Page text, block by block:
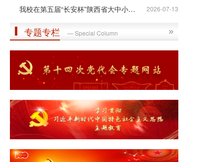
2026-07-13
我校在第五届“长安杯”陕西省大中小学...
专题专栏 — Special Column